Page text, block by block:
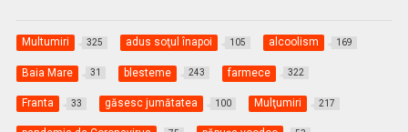
Multumiri 325 adus soţul înapoi 105 alcoolism 169
Baia Mare 31 blesteme 243 farmece 322
Franta 33 găsesc jumătatea 100 Mulţumiri 217